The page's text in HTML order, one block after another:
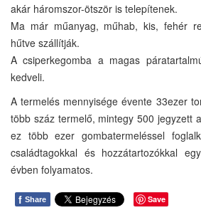
akár háromszor-ötször is telepítenek.
Ma már műanyag, műhab, kis, fehér
hűtve szállítják.
A csiperkegomba a magas
kedveli.
A termelés mennyisége évente 33ezer
több száz termelő, mintegy 500 jegyzett
ez több ezer gombatermeléssel
családtagokkal és hozzátartozókkal
évben folyamatos.
f Share Save